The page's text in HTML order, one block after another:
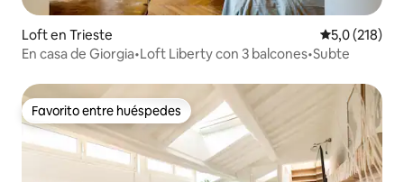
Loft en Trieste Calificación
5,0 (218)
En casa de Giorgia•Loft Liberty con 3 balcones•Subte
Favorito entre huéspedes
Favorito entre huéspedes